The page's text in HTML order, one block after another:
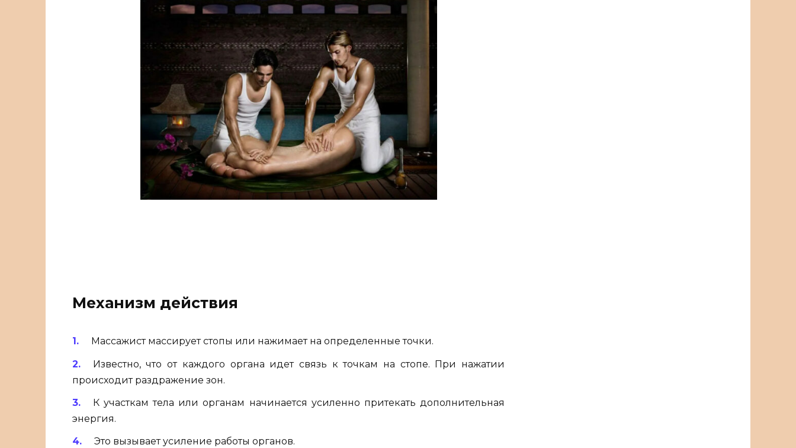
Механизм действия
Массажист массирует стопы или нажимает на определенные точки.
Известно, что от каждого органа идет связь к точкам на стопе. При нажатии
происходит раздражение зон.
К участкам тела или органам начинается усиленно притекать дополнительная
энергия.
Это вызывает усиление работы органов.